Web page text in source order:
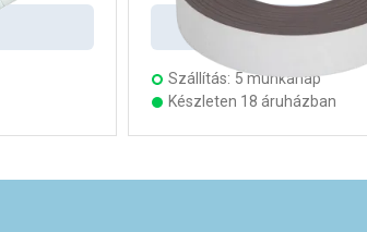
Kosárba
Szállítás: 5 munkanap
Készleten 18 áruházban